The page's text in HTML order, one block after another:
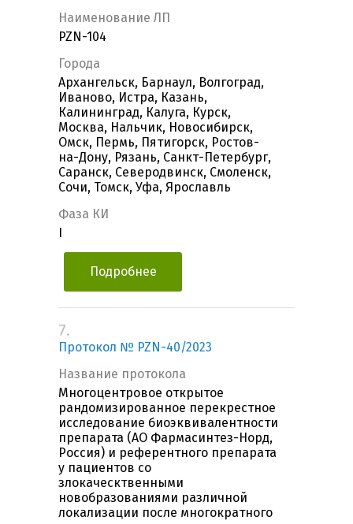
Наименование ЛП
PZN-104
Города
Архангельск, Барнаул, Волгоград,
Иваново, Истра, Казань,
Калининград, Калуга, Курск,
Москва, Нальчик, Новосибирск,
Омск, Пермь, Пятигорск, Ростов-
на-Дону, Рязань, Санкт-Петербург,
Саранск, Северодвинск, Смоленск,
Сочи, Томск, Уфа, Ярославль
Фаза КИ
Подробнее
7.
Протокол № PZN-40/2023
Название протокола
Многоцентровое открытое
рандомизированное перекрестное
исследование биоэквивалентности
препарата (АО Фармасинтез-Норд,
Россия) и референтного препарата
у пациентов со
злокаческтвенными
новобразованиями различной
локализации после многократного